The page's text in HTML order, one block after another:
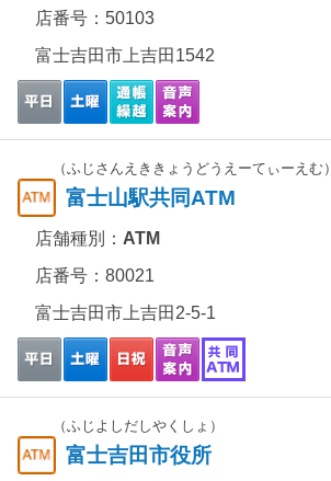
店番号：50103
富士吉田市上吉田1542
（ふじさんえききょうどうえーてぃーえむ）
富士山駅共同ATM
店舗種別： ATM
店番号：80021
富士吉田市上吉田2-5-1
（ふじよしだしやくしょ）
富士吉田市役所